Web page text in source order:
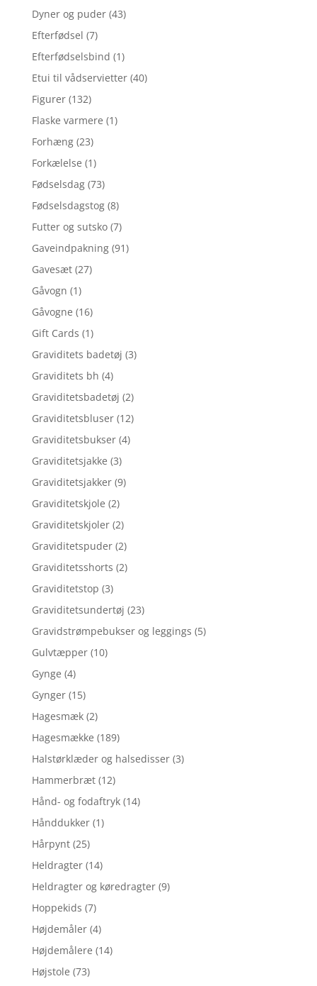
Dyner og puder (43)
Efterfødsel (7)
Efterfødselsbind (1)
Etui til vådservietter (40)
Figurer (132)
Flaske varmere (1)
Forhæng (23)
Forkælelse (1)
Fødselsdag (73)
Fødselsdagstog (8)
Futter og sutsko (7)
Gaveindpakning (91)
Gavesæt (27)
Gåvogn (1)
Gåvogne (16)
Gift Cards (1)
Graviditets badetøj (3)
Graviditets bh (4)
Graviditetsbadetøj (2)
Graviditetsbluser (12)
Graviditetsbukser (4)
Graviditetsjakke (3)
Graviditetsjakker (9)
Graviditetskjole (2)
Graviditetskjoler (2)
Graviditetspuder (2)
Graviditetsshorts (2)
Graviditetstop (3)
Graviditetsundertøj (23)
Gravidstrømpebukser og leggings (5)
Gulvtæpper (10)
Gynge (4)
Gynger (15)
Hagesmæk (2)
Hagesmække (189)
Halstørklæder og halsedisser (3)
Hammerbræt (12)
Hånd- og fodaftryk (14)
Hånddukker (1)
Hårpynt (25)
Heldragter (14)
Heldragter og køredragter (9)
Hoppekids (7)
Højdemåler (4)
Højdemålere (14)
Højstole (73)